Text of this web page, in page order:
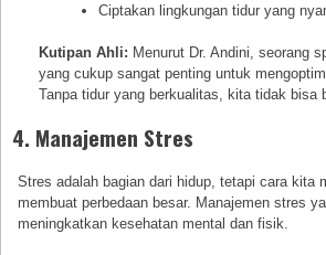
Ciptakan lingkungan tidur yang
Kutipan Ahli: Menurut Dr. Andini, seorang
yang cukup sangat penting untuk
Tanpa tidur yang berkualitas, kita tidak bisa
4. Manajemen Stres
Stres adalah bagian dari hidup, tetapi cara kita
membuat perbedaan besar. Manajemen stres
meningkatkan kesehatan mental dan fisik.